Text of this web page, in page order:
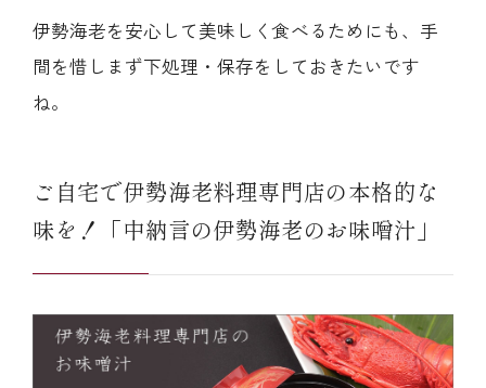
伊勢海老を安心して美味しく食べるためにも、手
間を惜しまず下処理・保存をしておきたいです
ね。
ご自宅で伊勢海老料理専門店の本格的な
味を！「中納言の伊勢海老のお味噌汁」